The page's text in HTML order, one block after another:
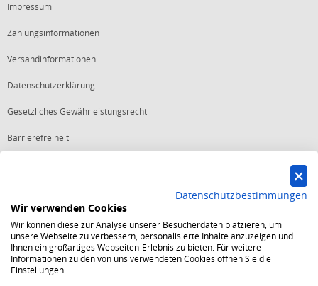
Impressum
Zahlungsinformationen
Versandinformationen
Datenschutzerklärung
Gesetzliches Gewährleistungsrecht
Barrierefreiheit
Starker Service
Shops mit dem Excellent Shop Award stehen seit mehr als 5,
10, 15 oder 20 Jahren für ein sicheres und angenehmes
Einkaufserlebnis.
Echte Verlässlichkeit
Datenschutzbestimmungen
Wir verwenden Cookies
Wir können diese zur Analyse unserer Besucherdaten platzieren, um
unsere Webseite zu verbessern, personalisierte Inhalte anzuzeigen und
Ihnen ein großartiges Webseiten-Erlebnis zu bieten. Für weitere
Informationen zu den von uns verwendeten Cookies öffnen Sie die
Einstellungen.